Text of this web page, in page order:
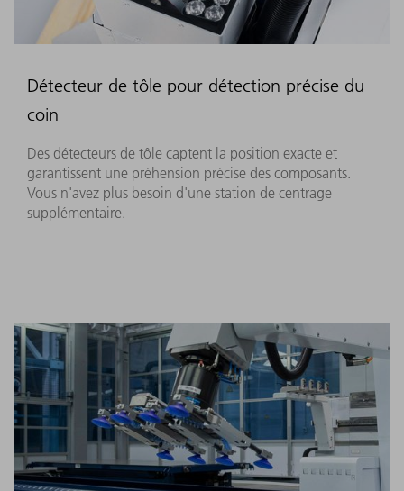
Détecteur de tôle pour détection précise du
coin
Des détecteurs de tôle captent la position exacte et
garantissent une préhension précise des composants.
Vous n'avez plus besoin d'une station de centrage
supplémentaire.